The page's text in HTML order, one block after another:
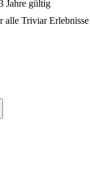
Jahre gültig
alle Triviar Erlebnisse